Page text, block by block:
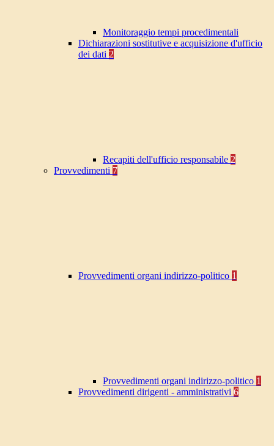
Monitoraggio tempi procedimentali
Dichiarazioni sostitutive e acquisizione d'ufficio
dei dati 2
Recapiti dell'ufficio responsabile 2
Provvedimenti 7
Provvedimenti organi indirizzo-politico 1
Provvedimenti organi indirizzo-politico 1
Provvedimenti dirigenti - amministrativi 6